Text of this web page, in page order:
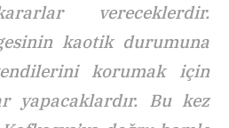
vereceklerdir.
kaotik durumuna
korumak için
yapacaklardır. Bu kez